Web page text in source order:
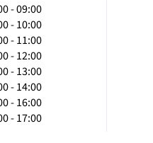
- 09:00
- 10:00
- 11:00
- 12:00
- 13:00
- 14:00
- 16:00
- 17:00